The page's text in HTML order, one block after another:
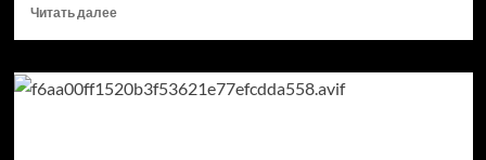
Читать далееПрочитать
Кандидат
в президенты